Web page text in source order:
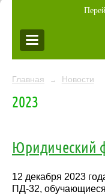
Главная → Новости
2023
Юридический
12 декабря 2023
ПД-32,